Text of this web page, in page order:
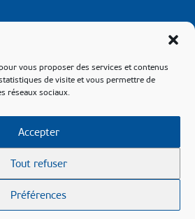
vous proposer des services et contenus
de visite et vous permettre de
réseaux sociaux.
Accepter
Tout refuser
Préférences
Facebook & Instagram de
commune.
–Contact
–Plan du site–ACCEO